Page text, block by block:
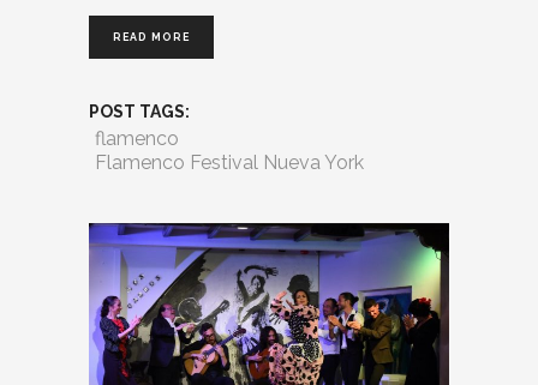
READ MORE
POST TAGS:
flamenco
Flamenco Festival Nueva York